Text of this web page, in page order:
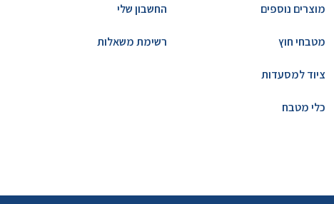
מוצרים נוספים
מטבחי חוץ
ציוד למסעדות
כלי מטבח
החשבון שלי
רשימת משאלות